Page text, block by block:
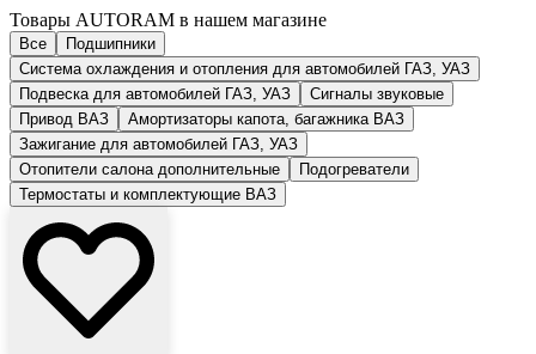
Товары AUTORAM в нашем магазине
Все
Подшипники
Система охлаждения и отопления для автомобилей ГАЗ, УАЗ
Подвеска для автомобилей ГАЗ, УАЗ
Сигналы звуковые
Привод ВАЗ
Амортизаторы капота, багажника ВАЗ
Зажигание для автомобилей ГАЗ, УАЗ
Отопители салона дополнительные
Подогреватели
Термостаты и комплектующие ВАЗ